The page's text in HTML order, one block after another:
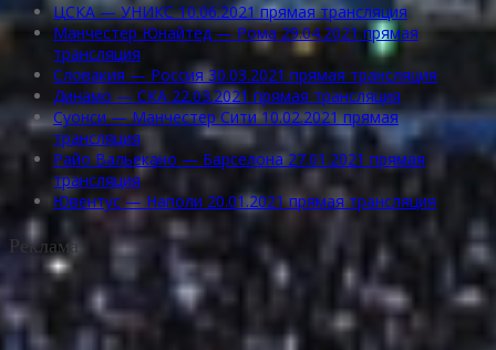
ЦСКА — УНИКС 10.06.2021 прямая трансляция
Манчестер Юнайтед — Рома 29.04.2021 прямая
трансляция
Словакия — Россия 30.03.2021 прямая трансляция
Динамо — СКА 22.03.2021 прямая трансляция
Суонси — Манчестер Сити 10.02.2021 прямая
трансляция
Райо Вальекано — Барселона 27.01.2021 прямая
трансляция
Ювентус — Наполи 20.01.2021 прямая трансляция
Реклама